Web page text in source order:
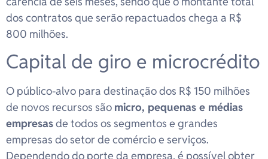
dos contratos que serão repactuados chega a R$
800 milhões.
Capital de giro e microcrédito
O público-alvo para destinação dos R$ 150 milhões
de novos recursos são micro, pequenas e médias
empresasde todos os segmentos e grandes
empresas do setor de comércio e serviços.
Dependendo do porte da empresa, é possível obter